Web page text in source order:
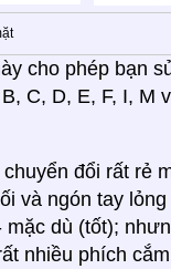
cho phép bạn
C, D, E, F, I, M
đổi rất rẻ
và ngón tay
dù (tốt);
nhiều phích